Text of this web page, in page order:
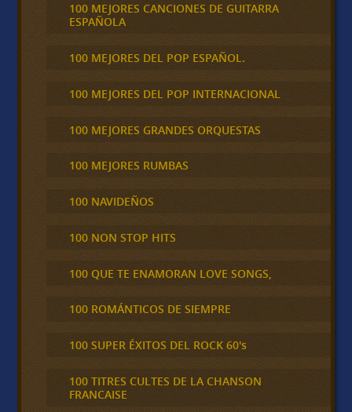
100 MEJORES CANCIONES DE GUITARRA
ESPAÑOLA
100 MEJORES DEL POP ESPAÑOL.
100 MEJORES DEL POP INTERNACIONAL
100 MEJORES GRANDES ORQUESTAS
100 MEJORES RUMBAS
100 NAVIDEÑOS
100 NON STOP HITS
100 QUE TE ENAMORAN LOVE SONGS,
100 ROMÁNTICOS DE SIEMPRE
100 SUPER ÉXITOS DEL ROCK 60's
100 TITRES CULTES DE LA CHANSON
FRANCAISE